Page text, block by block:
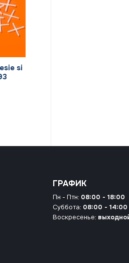
si
ГРАФИК
Пн - Птн: 08:00 - 18:00
Суббота: 08:00 - 14:00
Воскресенье: